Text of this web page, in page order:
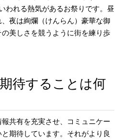
われる熱気があるお祭りです。昼
夜は絢爛（けんらん）豪華な御
美しさを競うように街を練り歩
待することは何
共有を充実させ、コミュニケー
期待しています。それがより良